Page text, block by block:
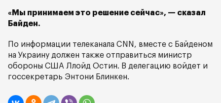
«Мы принимаем это решение сейчас», — сказал
Байден.
По информации телеканала CNN, вместе с Байденом
на Украину должен также отправиться министр
обороны США Ллойд Остин. В делегацию войдет и
госсекретарь Энтони Блинкен.